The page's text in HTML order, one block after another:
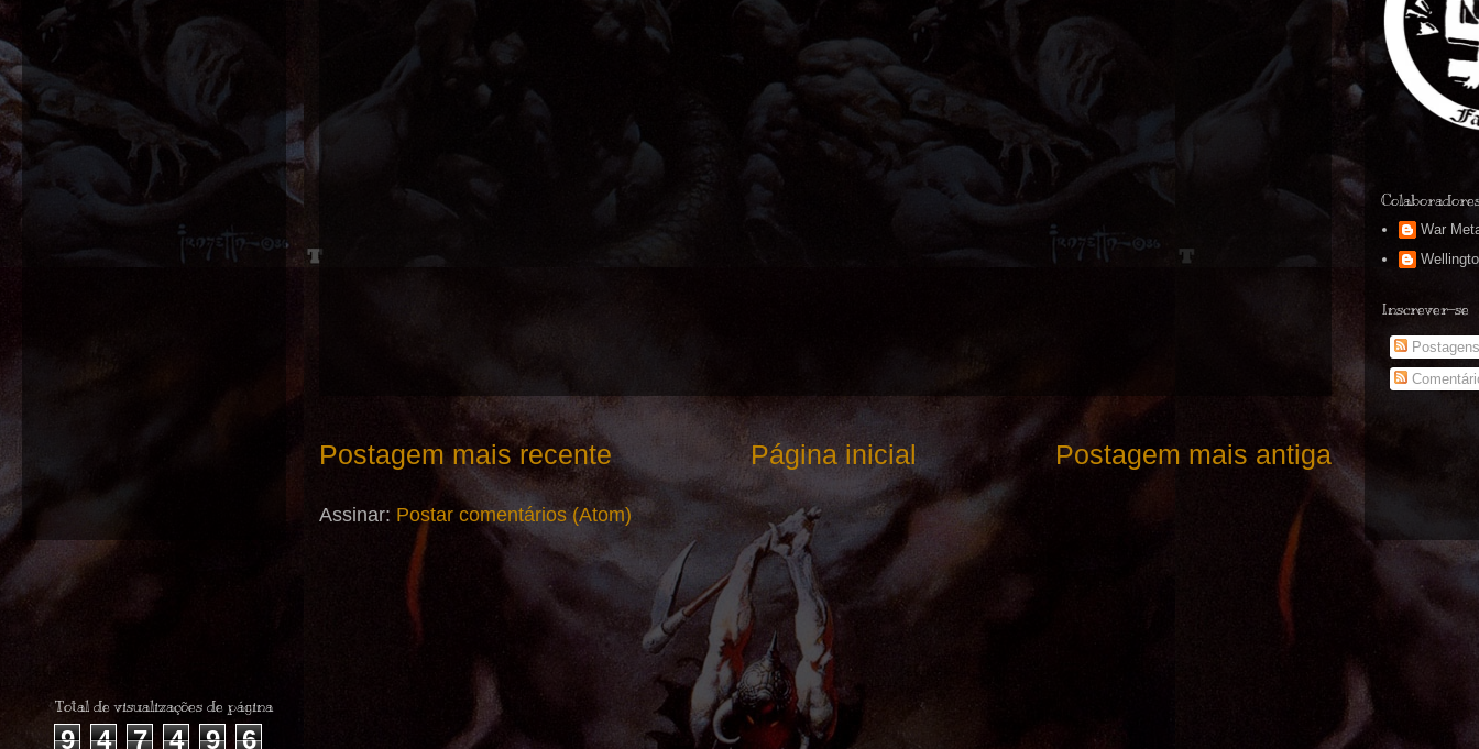
Postagem mais recente Postagem mais antiga
Página inicial
Assinar: Postar comentários (Atom)
War
Inscrever-se
Postagens
Total de visualizações de página
9 4 7 4 9 6